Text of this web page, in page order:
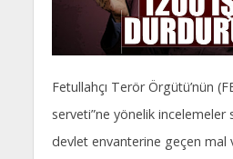
Fetullahçı Terör Örgütü’nün
serveti”ne yönelik
devlet envanterine geçen mal